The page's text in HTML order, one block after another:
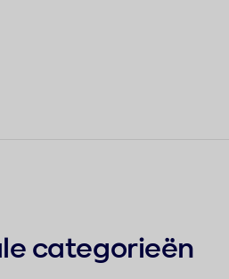
categorieën